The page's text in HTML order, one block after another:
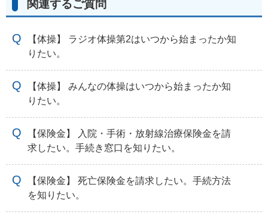
関連するご質問
【体操】 ラジオ体操第2はいつから始まったか知
りたい。
【体操】 みんなの体操はいつから始まったか知
りたい。
【保険金】 入院・手術・放射線治療保険金を請
求したい。手続き窓口を知りたい。
【保険金】 死亡保険金を請求したい。手続方法
を知りたい。